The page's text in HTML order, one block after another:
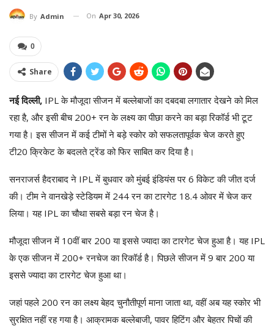
By Admin On Apr 30, 2026
0
Share
नई दिल्ली, IPL के मौजूदा सीजन में बल्लेबाजों का दबदबा लगातार देखने को मिल
रहा है, और इसी बीच 200+ रन के लक्ष्य का पीछा करने का बड़ा रिकॉर्ड भी टूट
गया है। इस सीजन में कई टीमों ने बड़े स्कोर को सफलतापूर्वक चेज करते हुए
टी20 क्रिकेट के बदलते ट्रेंड को फिर साबित कर दिया है।
सनराजर्स हैदराबाद ने IPL में बुधवार को मुंबई इंडियंस पर 6 विकेट की जीत दर्ज
की। टीम ने वानखेड़े स्टेडियम में 244 रन का टारगेट 18.4 ओवर में चेज कर
लिया। यह IPL का चौथा सबसे बड़ा रन चेज है।
मौजूदा सीजन में 10वीं बार 200 या इससे ज्यादा का टारगेट चेज हुआ है। यह IPL
के एक सीजन में 200+ रनचेज का रिकॉर्ड है। पिछले सीजन में 9 बार 200 या
इससे ज्यादा का टारगेट चेज हुआ था।
जहां पहले 200 रन का लक्ष्य बेहद चुनौतीपूर्ण माना जाता था, वहीं अब यह स्कोर भी
सुरक्षित नहीं रह गया है। आक्रामक बल्लेबाजी, पावर हिटिंग और बेहतर पिचों की